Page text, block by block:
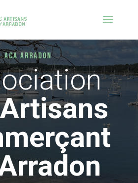
ACA ARRADON
Artisans